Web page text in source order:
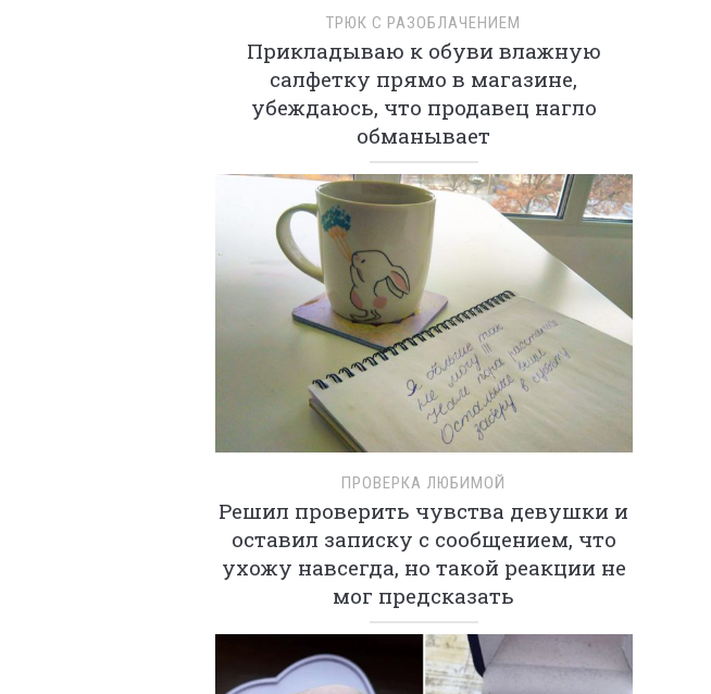
ТРЮК С РАЗОБЛАЧЕНИЕМ
Прикладываю к обуви влажную
салфетку прямо в магазине,
убеждаюсь, что продавец нагло
обманывает
ПРОВЕРКА ЛЮБИМОЙ
Решил проверить чувства девушки и
оставил записку с сообщением, что
ухожу навсегда, но такой реакции не
мог предсказать